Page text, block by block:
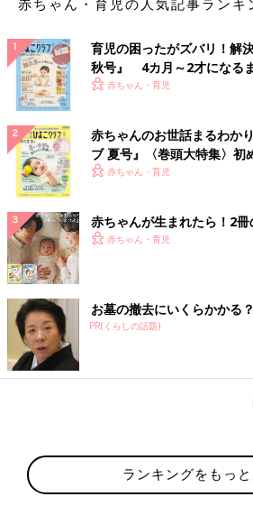
赤ちゃん・育児の人気記事ランキ
育児の困ったがズバリ！解
秋号』 4カ月～2才になる
いっぱい！
赤ちゃん・育児
赤ちゃんのお世話まるわか
ブ 夏号』〈巻頭大特集〉初
く！ おっぱい・ミルクの基
赤ちゃん・育児
赤ちゃんが生まれたら！2冊
赤ちゃん・育児
お墓の撤去にいくらかかる
PR(くらしの話題)
ランキングをもっ